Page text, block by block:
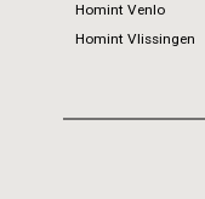
Homint Venlo
Homint Vlissingen